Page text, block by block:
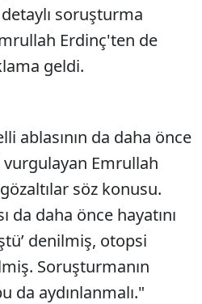
soruşturma
Erdinç'ten de
geldi.
ablasının da daha önce
vurgulayan Emrullah
söz konusu.
da daha önce hayatını
denilmiş, otopsi
Soruşturmanın
da aydınlanmalı."